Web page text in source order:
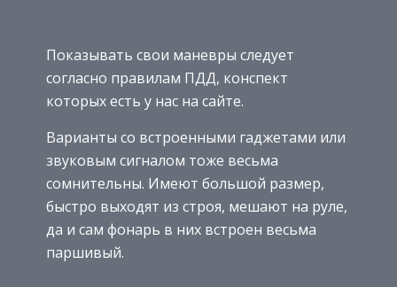
Показывать свои маневры следует
согласно правилам ПДД, конспект
которых есть у нас на сайте.
Варианты со встроенными гаджетами или
звуковым сигналом тоже весьма
сомнительны. Имеют большой размер,
быстро выходят из строя, мешают на руле,
да и сам фонарь в них встроен весьма
паршивый.